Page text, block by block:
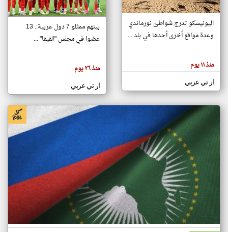
تغيير الدولة
اخبار جزر القمر على مدار الساعة
أهم اخبار جزر القمر العاجلة والمباشرة
هنا عن
وجهة
كاتبيها.
اليونيسكو تدرج شواطئ نورماندي
وعدة مواقع أخرى أحدها في بلد ...
منذ ١١ يوم
ار تي عربي
بينهم ممثلو 7 دول عربية.. 13
عضوا في مجلس "الفيفا" ...
منذ ٢٦ يوم
ار تي عربي
klyoum.com